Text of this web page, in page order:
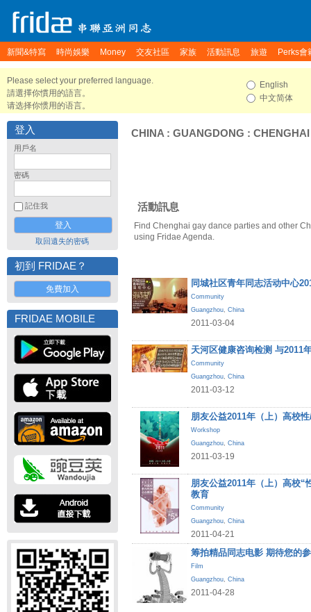
新聞&特寫 時尚娛樂 Money 交友社區 家族 活動訊息 旅遊 Perks會
Please select your preferred language.
請選擇你慣用的語言。
请选择你惯用的语言。
English
中文简体
登入
用戶名
密碼
記住我
取回遺失的密碼
初到 FRIDAE？
免費加入
FRIDAE MOBILE
CHINA : GUANGDONG : CHENGHAI
活動訊息
Find Chenghai gay dance parties and other
using Fridae Agenda.
同城社区青年同志活动中心
Community
Guangzhou, China
2011-03-04
天河区健康咨询检测 与2011
Community
Guangzhou, China
2011-03-12
朋友公益2011年（上）高校
Workshop
Guangzhou, China
2011-03-19
朋友公益2011年（上）高校“
教育
Community
Guangzhou, China
2011-04-21
筹拍精品同志电影 期待您的
Film
Guangzhou, China
2011-04-28